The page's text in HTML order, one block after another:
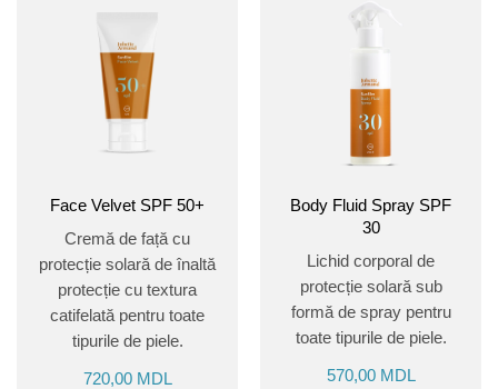
Face Velvet SPF 50+
Cremă de față cu
protecție solară de înaltă
protecție cu textura
catifelată pentru toate
tipurile de piele.
720,00 MDL
Body Fluid Spray SPF
30
Lichid corporal de
protecție solară sub
formă de spray pentru
toate tipurile de piele.
570,00 MDL